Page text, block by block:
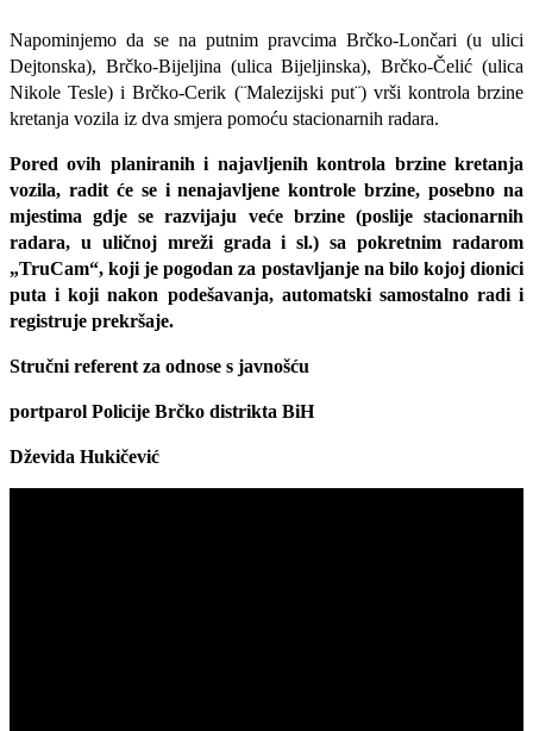
Napominjemo da se na putnim pravcima Brčko-Lončari (u ulici
Dejtonska), Brčko-Bijeljina (ulica Bijeljinska), Brčko-Čelić (ulica
Nikole Tesle) i Brčko-Cerik (¨Malezijski put¨) vrši kontrola brzine
kretanja vozila iz dva smjera pomoću stacionarnih radara.
Pored ovih planiranih i najavljenih kontrola brzine kretanja
vozila, radit će se i nenajavljene kontrole brzine, posebno na
mjestima gdje se razvijaju veće brzine (poslije stacionarnih
radara, u uličnoj mreži grada i sl.) sa pokretnim radarom
„TruCam“, koji je pogodan za postavljanje na bilo kojoj dionici
puta i koji nakon podešavanja, automatski samostalno radi i
registruje prekršaje.
Stručni referent za odnose s javnošću
portparol Policije Brčko distrikta BiH
Dževida Hukičević